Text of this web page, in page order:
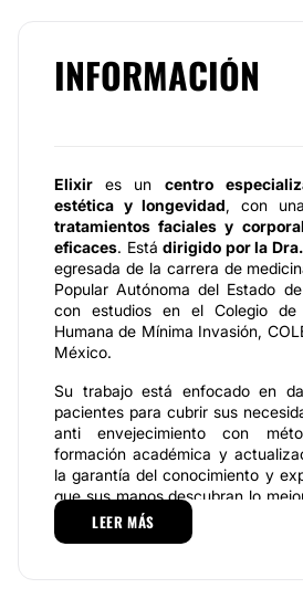
INFORMACIÓN
Elixir es uncentro
estética y longevidad, con
tratamientos faciales y
eficaces. Está dirigido por la
egresada de la carrera de
Popular Autónoma del Estado
con estudios en el Colegio de
Humana de Mínima Invasión,
México.
Su trabajo está enfocado en
pacientes para cubrir sus
anti envejecimiento con
formación académica y
la garantía del conocimiento y
que sus manos descubran lo
de una atención personalizada.
LEER MÁS